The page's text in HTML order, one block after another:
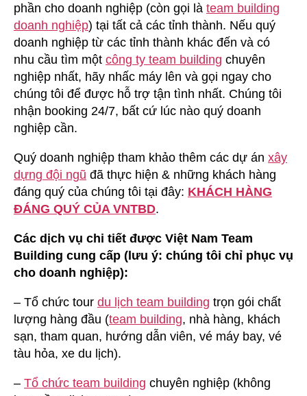
phần cho doanh nghiệp (còn gọi là team building
doanh nghiệp) tại tất cả các tỉnh thành. Nếu quý
doanh nghiệp từ các tỉnh thành khác đến và có
nhu cầu tìm một công ty team building chuyên
nghiệp nhất, hãy nhấc máy lên và gọi ngay cho
chúng tôi để được hỗ trợ tận tình nhất. Chúng tôi
nhận booking 24/7, bất cứ lúc nào quý doanh
nghiệp cần.
Quý doanh nghiệp tham khảo thêm các dự án xây
dựng đội ngũ đã thực hiện & những khách hàng
đáng quý của chúng tôi tại đây: KHÁCH HÀNG
ĐÁNG QUÝ CỦA VNTBD.
Các dịch vụ chi tiết được Việt Nam Team
Building cung cấp (lưu ý: chúng tôi chỉ phục vụ
cho doanh nghiệp):
– Tổ chức tour du lịch team building trọn gói chất
lượng hàng đầu (team building, nhà hàng, khách
sạn, tham quan, hướng dẫn viên, vé máy bay, vé
tàu hỏa, xe du lịch).
– Tổ chức team building chuyên nghiệp (không